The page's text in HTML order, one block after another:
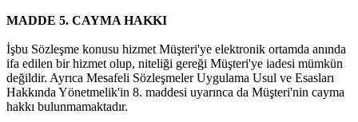
MADDE 5. CAYMA HAKKI
İşbu Sözleşme konusu hizmet Müşteri'ye elektronik ortamda anında
ifa edilen bir hizmet olup, niteliği gereği Müşteri'ye iadesi mümkün
değildir. Ayrıca Mesafeli Sözleşmeler Uygulama Usul ve Esasları
Hakkında Yönetmelik'in 8. maddesi uyarınca da Müşteri'nin cayma
hakkı bulunmamaktadır.